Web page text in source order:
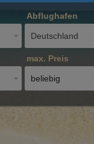
Abflughafen
Deutschland
max. Preis
beliebig